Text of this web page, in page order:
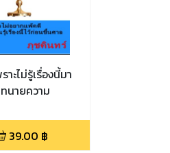
ะไม่รู้เรื่องนี้มา
นายความ
39.00 ฿